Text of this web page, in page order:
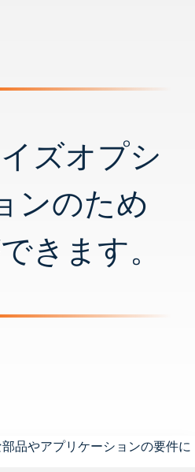
ズオプシ
ンのため
きます。